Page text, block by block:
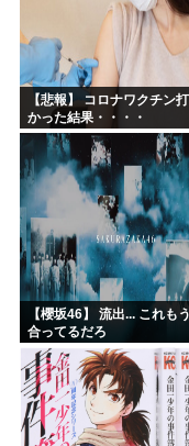
【悲報】 コロナワクチン
かった結果・・・・
【櫻坂46】 流出... これも
合ってるだろ